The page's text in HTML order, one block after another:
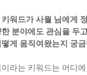
워드가 사월 님에게
분야에도 관심을 두
게 움직여왔는지 궁
라는 키워드는 어디